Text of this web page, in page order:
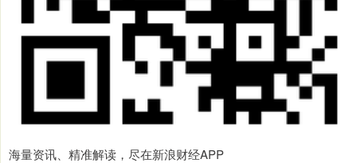
海量资讯、精准解读，尽在新浪财经APP